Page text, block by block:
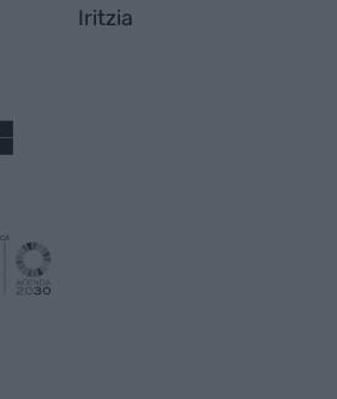
Iritzia